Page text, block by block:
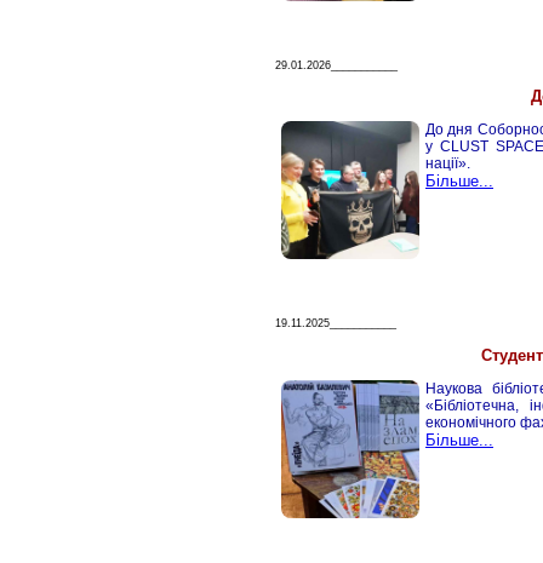
29.01.2026___________
До дня
у CLUST
нації».
Більше...
19.11.2025___________
Наукова
«Бібліотечна,
економічного
Більше...